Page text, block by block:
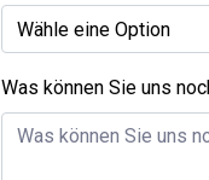
Was können Sie uns